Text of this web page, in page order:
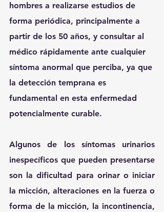
hombres a realizarse estudios de
forma periódica, principalmente a
partir de los 50 años, y consultar al
médico rápidamente ante cualquier
síntoma anormal que perciba, ya que
la detección temprana es
fundamental en esta enfermedad
potencialmente curable.
Algunos de los síntomas urinarios
inespecíficos que pueden presentarse
son la dificultad para orinar o iniciar
la micción, alteraciones en la fuerza o
forma de la micción, la incontinencia,